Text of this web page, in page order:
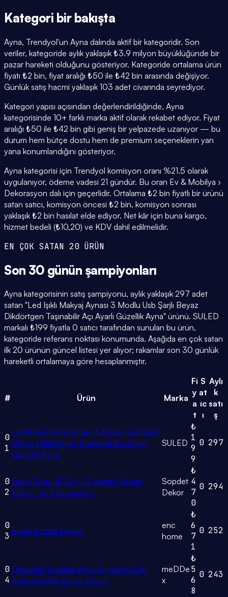
Kategori bir bakışta
Ayna, Trendyol'un Ayna dalında aktif bir kategoridir. Son
veriler, kategoride aylık yaklaşık ₺3.9 milyon büyüklüğünde bir
pazar hareketi olduğunu gösteriyor. Kategoride ortalama ürün
fiyatı ₺2 bin, fiyat aralığı ₺50 ile ₺42 bin arasında değişiyor.
Günlük satış hacmi yaklaşık 103 adet civarında seyrediyor.
Kategori yapısı açısından değerlendirildiğinde, Ayna
kategorisinde 10+ farklı marka aktif olarak rekabet ediyor. Fiyat
aralığı ₺50 ile ₺42 bin gibi geniş bir yelpazede uzanıyor — bu
durum hem bütçe dostu hem de premium seçeneklerin yan
yana konumlandığını gösteriyor.
Ayna kategorisi için Trendyol komisyon oranı %21.5 olarak
uygulanıyor, ödeme vadesi 21 gündür. Bu oran Ev & Mobilya ›
Dekorasyon dalı için geçerlidir. Ortalama ₺2 bin fiyatlı bir ürünü
satan satıcı, komisyon öncesi ₺2 bin, komisyon sonrası
yaklaşık ₺2 bin hasılat elde ediyor. Net kâr için buna kargo,
hizmet bedeli (₺10,20) ve KDV dahil edilmelidir.
EN ÇOK SATAN 20 ÜRÜN
Son 30 günün şampiyonları
Ayna kategorisinin satış şampiyonu, aylık yaklaşık 297 adet
satan "Led Işıklı Makyaj Aynası 3 Modlu Usb Şarjlı Beyaz
Dikdörtgen Taşınabilir Açı Ayarlı Güzellik Ayna" ürünü. SULED
markalı ₺199 fiyatla 0 satıcı tarafından sunulan bu ürün,
kategoride referans noktası konumunda. Aşağıda en çok satan
ilk 20 ürünün güncel listesi yer alıyor; rakamlar son 30 günlük
hareketli ortalamaya göre hesaplanmıştır.
# Ürün Marka
Fi
y
a
t
S
at
ıc
ı
Aylı
k
satı
ş
0
1
Led Işıklı Makyaj Aynası 3 Modlu Usb Şarjlı
Beyaz Dikdörtgen Taşınabilir Açı Ayarlı
Güzellik Ayna
SULED
₺
1
9
9
0 297
0
2
Disko Topu 15 Cm - El Yapımı Yüksek
Kalite - Ev Dekorasyon
Sopdet
Dekor
₺
4
7
0
0 294
0
3 mona konsol aynası
enc
home
₺
6
7
1
0 252
0
4
Dekoratif Yuvarlak Ayna Beyaz 60 Cm
Antre Hol Wc beyaz 60 cm
meDDe
x
₺
5
6
8
0 243